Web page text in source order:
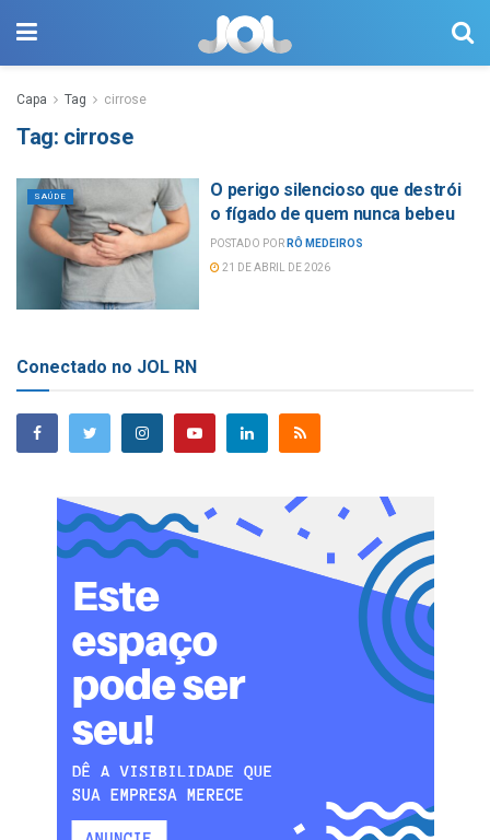
Capa Tag cirrose
Tag: cirrose
SAÚDE
O perigo silencioso que destrói
o fígado de quem nunca bebeu
POSTADO POR RÔ MEDEIROS
21 DE ABRIL DE 2026
Conectado no JOL RN